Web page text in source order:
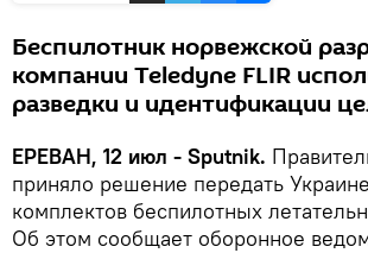
Беспилотник норвежской
компании Teledyne FLIR
разведки и идентификации
ЕРЕВАН, 12 июл - Sputnik.
приняло решение передать
комплектов беспилотных
Об этом сообщает оборонное